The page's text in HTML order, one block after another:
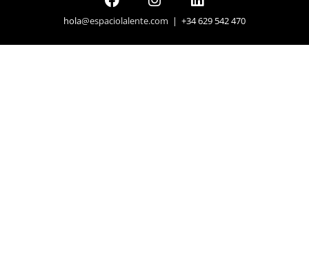
hola@espaciolalente.com | +34 629 542 470